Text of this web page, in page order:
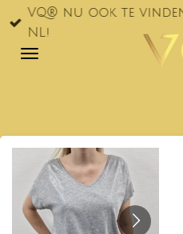
Ga
direct
naar
VQ® nu ook te
NL!